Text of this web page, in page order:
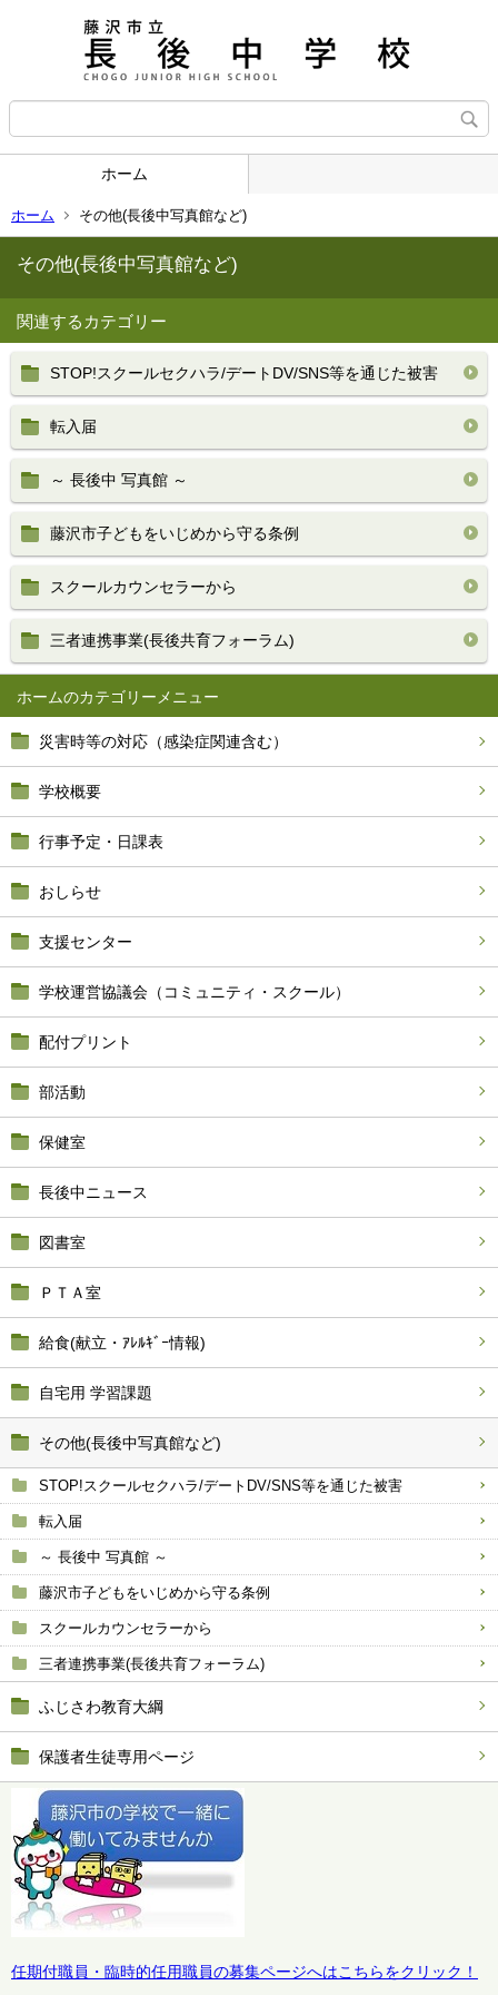
ホーム
ホーム その他(長後中写真館など)
ホーム
災害時等の対応（感染症関連含む）
学校概要
行事予定・日課表
おしらせ
支援センター
学校運営協議会（コミュニティ・スクール）
配付プリント
部活動
保健室
長後中ニュース
図書室
ＰＴＡ室
給食(献立・ｱﾚﾙｷﾞｰ情報)
自宅用 学習課題
その他(長後中写真館など)
STOP!スクールセクハラ/デートDV/SNS等を通じた被害
転入届
～ 長後中 写真館 ～
藤沢市子どもをいじめから守る条例
スクールカウンセラーから
三者連携事業(長後共育フォーラム)
ふじさわ教育大綱
保護者生徒専用ページ
任期付職員・臨時的任用職員の募集ページへはこちらをクリック！
その他(長後中写真館など)
関連するカテゴリー
STOP!スクールセクハラ/デートDV/SNS等を通じた被害
転入届
～ 長後中 写真館 ～
藤沢市子どもをいじめから守る条例
スクールカウンセラーから
三者連携事業(長後共育フォーラム)